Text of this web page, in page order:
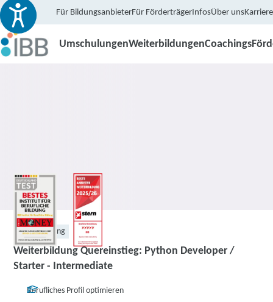
Für BildungsanbieterFür FörderträgerInfosÜber unsKarriere
UmschulungenWeiterbildungenCoachings
Weiterbildung
Weiterbildung Quereinstieg: Python Developer /
Starter - Intermediate
Berufliches Profil optimieren